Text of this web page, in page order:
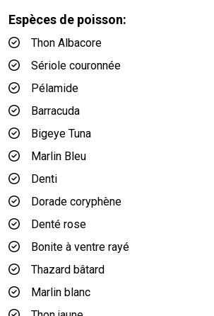
Espèces de poisson:
Thon Albacore
Sériole couronnée
Pélamide
Barracuda
Bigeye Tuna
Marlin Bleu
Denti
Dorade coryphène
Denté rose
Bonite à ventre rayé
Thazard bâtard
Marlin blanc